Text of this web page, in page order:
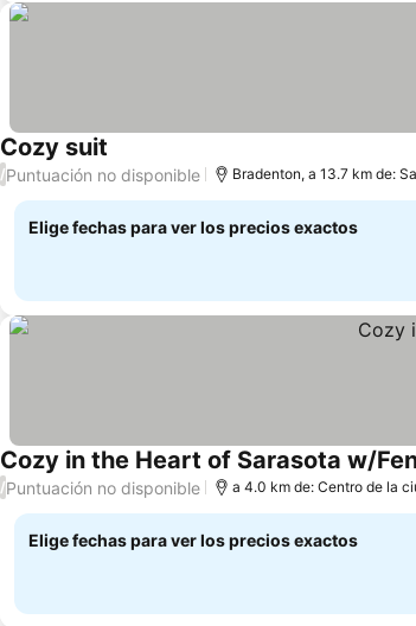
Cozy suit
/Puntuación no disponible Bradenton, a 13.7 km de:
Elige fechas para ver los precios exactos
Cozy in the Heart of Sarasota w/
/Puntuación no disponible a 4.0 km de: Centro de la
Elige fechas para ver los precios exactos